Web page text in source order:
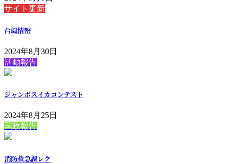
サイト更新
台風情報
2024年8月30日
活動報告
ジャンボスイカコンテスト
2024年8月25日
国政報告
消防救急課レク